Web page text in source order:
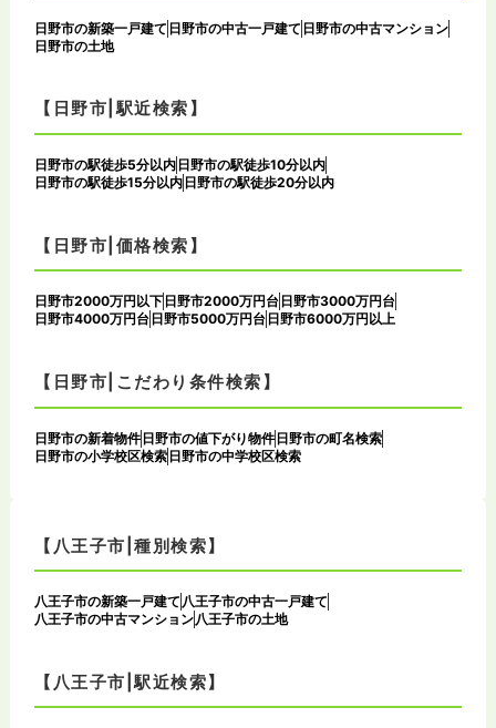
日野市の新築一戸建て 日野市の中古一戸建て 日野市の中古マンション
日野市の土地
【日野市|駅近検索】
日野市の駅徒歩5分以内 日野市の駅徒歩10分以内
日野市の駅徒歩15分以内 日野市の駅徒歩20分以内
【日野市|価格検索】
日野市2000万円以下 日野市2000万円台 日野市3000万円台
日野市4000万円台 日野市5000万円台 日野市6000万円以上
【日野市|こだわり条件検索】
日野市の新着物件 日野市の値下がり物件 日野市の町名検索
日野市の小学校区検索 日野市の中学校区検索
【八王子市|種別検索】
八王子市の新築一戸建て 八王子市の中古一戸建て
八王子市の中古マンション八王子市の土地
【八王子市|駅近検索】